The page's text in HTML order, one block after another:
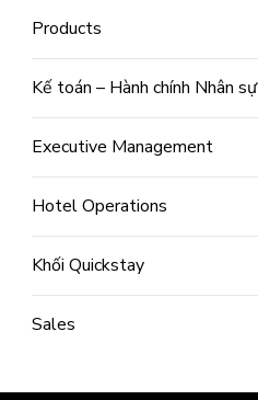
Products
Kế toán – Hành chính Nhân sự
Executive Management
Hotel Operations
Khối Quickstay
Sales